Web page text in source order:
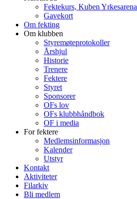
Fektekurs, Kuben Yrkesarena
Gavekort
Om fekting
Om klubben
Styremøteprotokoller
Årshjul
Historie
Trenere
Fektere
Styret
Sponsorer
OFs lov
OFs klubbhåndbok
OF i media
For fektere
Medlemsinformasjon
Kalender
Utstyr
Kontakt
Aktiviteter
Filarkiv
Bli medlem